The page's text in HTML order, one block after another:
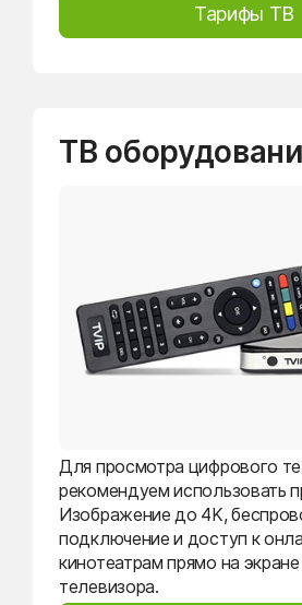
Тарифы ТВ
ТВ
Для просмотра цифрового
рекомендуем использовать
Изображение до 4K,
подключение и доступ к
кинотеатрам прямо на
телевизора.